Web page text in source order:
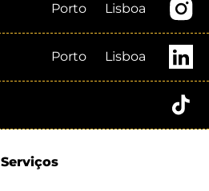
Porto Lisboa
Porto Lisboa
Serviços